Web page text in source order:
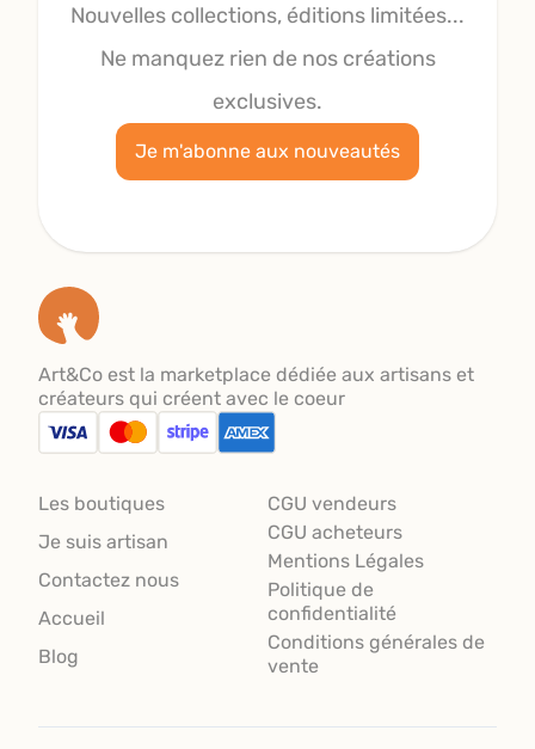
Nouvelles collections, éditions limitées...
Ne manquez rien de nos créations
exclusives.
Je m'abonne aux nouveautés
Art&Co est la marketplace dédiée aux artisans et
créateurs qui créent avec le coeur
Les boutiques
Je suis artisan
Contactez nous
Accueil
Blog
CGU vendeurs
CGU acheteurs
Mentions Légales
Politique de
confidentialité
Conditions générales de
vente